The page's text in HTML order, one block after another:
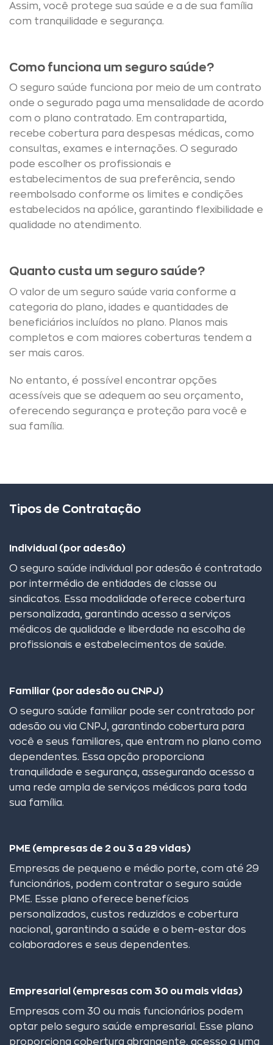
Assim, você protege sua saúde e a de sua família
com tranquilidade e segurança.
Como funciona um seguro saúde?
O seguro saúde funciona por meio de um contrato
onde o segurado paga uma mensalidade de acordo
com o plano contratado. Em contrapartida,
recebe cobertura para despesas médicas, como
consultas, exames e internações. O segurado
pode escolher os profissionais e
estabelecimentos de sua preferência, sendo
reembolsado conforme os limites e condições
estabelecidos na apólice, garantindo flexibilidade e
qualidade no atendimento.
Quanto custa um seguro saúde?
O valor de um seguro saúde varia conforme a
categoria do plano, idades e quantidades de
beneficiários incluídos no plano. Planos mais
completos e com maiores coberturas tendem a
ser mais caros.
No entanto, é possível encontrar opções
acessíveis que se adequem ao seu orçamento,
oferecendo segurança e proteção para você e
sua família.
Tipos de Contratação
Individual (por adesão)
O seguro saúde individual por adesão é contratado
por intermédio de entidades de classe ou
sindicatos. Essa modalidade oferece cobertura
personalizada, garantindo acesso a serviços
médicos de qualidade e liberdade na escolha de
profissionais e estabelecimentos de saúde.
Familiar (por adesão ou CNPJ)
O seguro saúde familiar pode ser contratado por
adesão ou via CNPJ, garantindo cobertura para
você e seus familiares, que entram no plano como
dependentes. Essa opção proporciona
tranquilidade e segurança, assegurando acesso a
uma rede ampla de serviços médicos para toda
sua família.
PME (empresas de 2 ou 3 a 29 vidas)
Empresas de pequeno e médio porte, com até 29
funcionários, podem contratar o seguro saúde
PME. Esse plano oferece benefícios
personalizados, custos reduzidos e cobertura
nacional, garantindo a saúde e o bem-estar dos
colaboradores e seus dependentes.
Empresarial (empresas com 30 ou mais vidas)
Empresas com 30 ou mais funcionários podem
optar pelo seguro saúde empresarial. Esse plano
proporciona cobertura abrangente, acesso a uma